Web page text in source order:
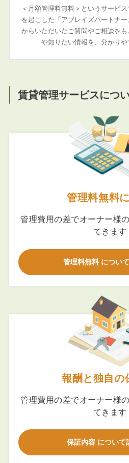
＜月額管理料無料＞というサービ
を起こした「アブレイズパートナ
からいただいたご質問やご相談を
や知りたい情報を、分かりや
賃貸管理サービスにつ
管理料無料
管理費用の差でオーナー様
てきます
管理料無料 につい
報酬と独自の
管理費用の差でオーナー様
てきます
保証内容 について